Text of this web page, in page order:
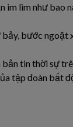
im lìm như bao
bước ngoặt
tin thời sự
tập đoàn bất